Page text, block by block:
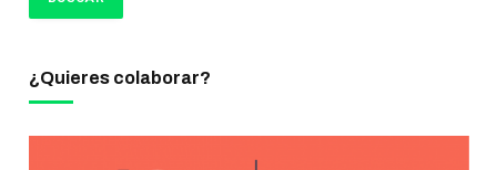
¿Quieres colaborar?